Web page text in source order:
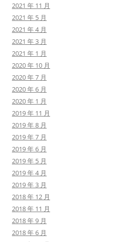
2021 年 11 月
2021 年 5 月
2021 年 4 月
2021 年 3 月
2021 年 1 月
2020 年 10 月
2020 年 7 月
2020 年 6 月
2020 年 1 月
2019 年 11 月
2019 年 8 月
2019 年 7 月
2019 年 6 月
2019 年 5 月
2019 年 4 月
2019 年 3 月
2018 年 12 月
2018 年 11 月
2018 年 9 月
2018 年 6 月